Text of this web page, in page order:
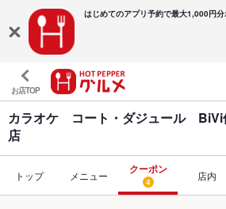
はじめてのアプリ予約で最大1,000円分
お店TOP
カラオケ コート・ダジュール BiVi
店
トップ メニュー クーポン
4 店内